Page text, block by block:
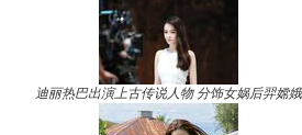
迪丽热巴出演上古传说人物 分饰女娲后羿嫦娥